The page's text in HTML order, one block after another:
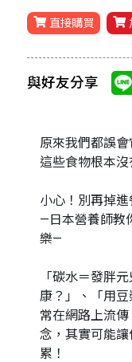
直接購買
與好友分享
原來我們都誤會
這些食物根本
小心！別再掉進
—日本營養師教
樂—
「碳水＝發胖
康？」、「用
常在網路上流
念，其實可能
累！